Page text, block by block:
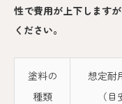
性で費用が上下します
ください。
塗料の
種類
想定耐
（目